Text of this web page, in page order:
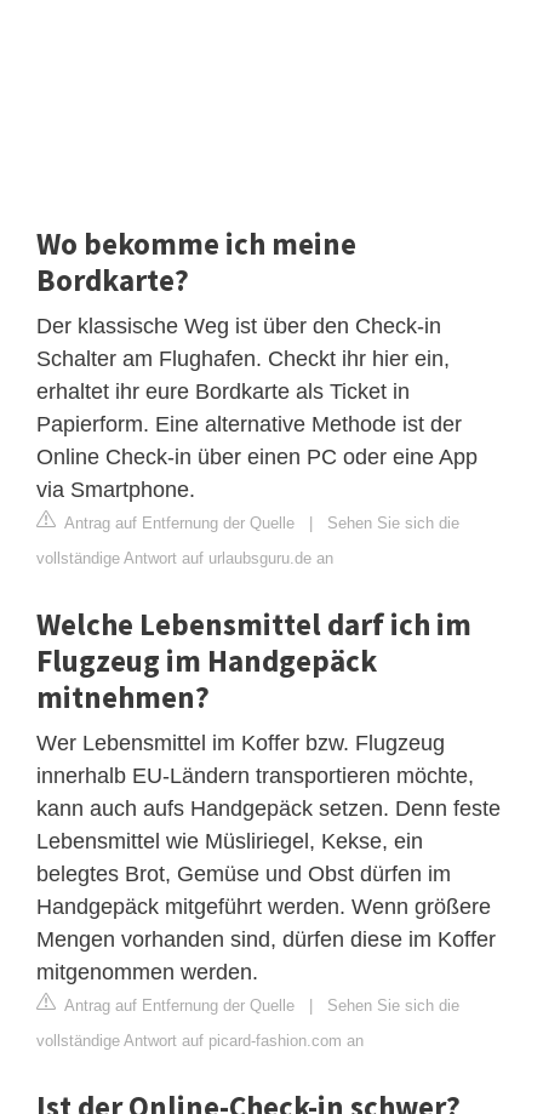
Wo bekomme ich meine
Bordkarte?
Der klassische Weg ist über den Check-in
Schalter am Flughafen. Checkt ihr hier ein,
erhaltet ihr eure Bordkarte als Ticket in
Papierform. Eine alternative Methode ist der
Online Check-in über einen PC oder eine App
via Smartphone.
Antrag auf Entfernung der Quelle | Sehen Sie sich die
vollständige Antwort auf urlaubsguru.de an
Welche Lebensmittel darf ich im
Flugzeug im Handgepäck
mitnehmen?
Wer Lebensmittel im Koffer bzw. Flugzeug
innerhalb EU-Ländern transportieren möchte,
kann auch aufs Handgepäck setzen. Denn feste
Lebensmittel wie Müsliriegel, Kekse, ein
belegtes Brot, Gemüse und Obst dürfen im
Handgepäck mitgeführt werden. Wenn größere
Mengen vorhanden sind, dürfen diese im Koffer
mitgenommen werden.
Antrag auf Entfernung der Quelle | Sehen Sie sich die
vollständige Antwort auf picard-fashion.com an
Ist der Online-Check-in schwer?